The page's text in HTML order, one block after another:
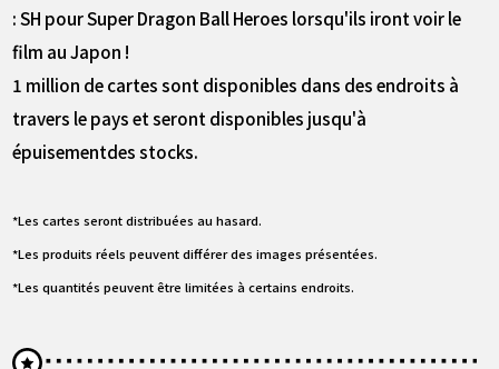
: SH pour Super Dragon Ball Heroes lorsqu'ils iront voir le
film au Japon !
1 million de cartes sont disponibles dans des endroits à
travers le pays et seront disponibles jusqu'à
épuisementdes stocks.
*Les cartes seront distribuées au hasard.
*Les produits réels peuvent différer des images présentées.
*Les quantités peuvent être limitées à certains endroits.